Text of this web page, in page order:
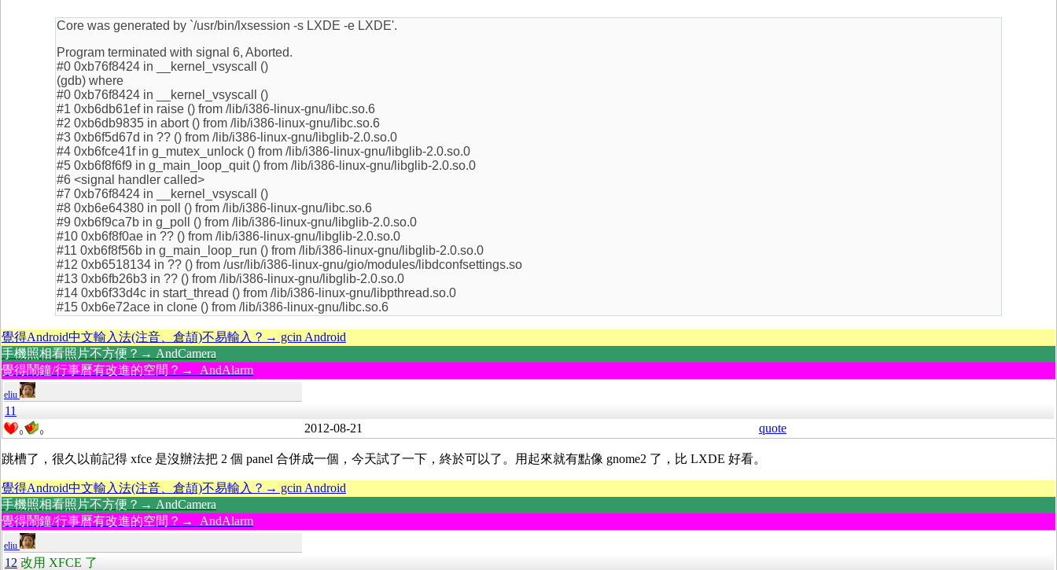
Core was generated by `/usr/bin/lxsession -s LXDE -e LXDE'.
Program terminated with signal 6, Aborted.
#0 0xb76f8424 in __kernel_vsyscall ()
(gdb) where
#0 0xb76f8424 in __kernel_vsyscall ()
#1 0xb6db61ef in raise () from /lib/i386-linux-gnu/libc.so.6
#2 0xb6db9835 in abort () from /lib/i386-linux-gnu/libc.so.6
#3 0xb6f5d67d in ?? () from /lib/i386-linux-gnu/libglib-2.0.so.0
#4 0xb6fce41f in g_mutex_unlock () from /lib/i386-linux-gnu/libglib-2.0.so.0
#5 0xb6f8f6f9 in g_main_loop_quit () from /lib/i386-linux-gnu/libglib-2.0.so.0
#6 <signal handler called>
#7 0xb76f8424 in __kernel_vsyscall ()
#8 0xb6e64380 in poll () from /lib/i386-linux-gnu/libc.so.6
#9 0xb6f9ca7b in g_poll () from /lib/i386-linux-gnu/libglib-2.0.so.0
#10 0xb6f8f0ae in ?? () from /lib/i386-linux-gnu/libglib-2.0.so.0
#11 0xb6f8f56b in g_main_loop_run () from /lib/i386-linux-gnu/libglib-2.0.so.0
#12 0xb6518134 in ?? () from /usr/lib/i386-linux-gnu/gio/modules/libdconfsettings.so
#13 0xb6fb26b3 in ?? () from /lib/i386-linux-gnu/libglib-2.0.so.0
#14 0xb6f33d4c in start_thread () from /lib/i386-linux-gnu/libpthread.so.0
#15 0xb6e72ace in clone () from /lib/i386-linux-gnu/libc.so.6
覺得Android中文輸入法(注音、倉頡)不易輸入？→ gcin Android
手機照相看照片不方便？→ AndCamera
覺得鬧鐘/行事曆有改進的空間？→ AndAlarm
eliu
11
0 0 2012-08-21 quote
跳槽了，很久以前記得 xfce 是沒辦法把 2 個 panel 合併成一個，今天試了一下，終於可以了。用起來就有點像 gnome2 了，比 LXDE 好看。
覺得Android中文輸入法(注音、倉頡)不易輸入？→ gcin Android
手機照相看照片不方便？→ AndCamera
覺得鬧鐘/行事曆有改進的空間？→ AndAlarm
eliu
12 改用 XFCE 了